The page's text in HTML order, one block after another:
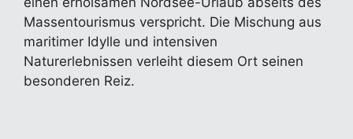
Massentourismus verspricht. Die Mischung aus
maritimer Idylle und intensiven
Naturerlebnissen verleiht diesem Ort seinen
besonderen Reiz.